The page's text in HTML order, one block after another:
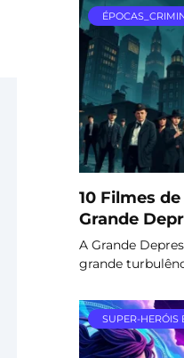
10 Filmes
Grande
A Grande
grande
SUPER-HERÓIS